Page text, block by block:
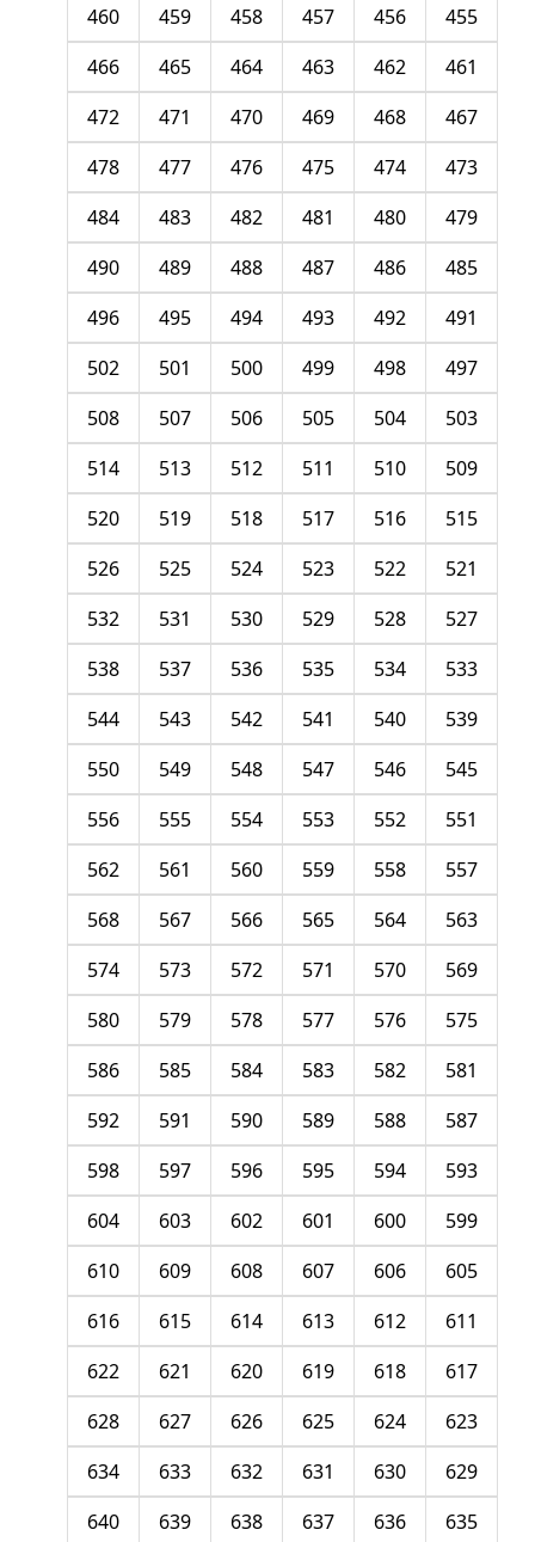
455
456
457
458
459
460
461
462
463
464
465
466
467
468
469
470
471
472
473
474
475
476
477
478
479
480
481
482
483
484
485
486
487
488
489
490
491
492
493
494
495
496
497
498
499
500
501
502
503
504
505
506
507
508
509
510
511
512
513
514
515
516
517
518
519
520
521
522
523
524
525
526
527
528
529
530
531
532
533
534
535
536
537
538
539
540
541
542
543
544
545
546
547
548
549
550
551
552
553
554
555
556
557
558
559
560
561
562
563
564
565
566
567
568
569
570
571
572
573
574
575
576
577
578
579
580
581
582
583
584
585
586
587
588
589
590
591
592
593
594
595
596
597
598
599
600
601
602
603
604
605
606
607
608
609
610
611
612
613
614
615
616
617
618
619
620
621
622
623
624
625
626
627
628
629
630
631
632
633
634
635
636
637
638
639
640